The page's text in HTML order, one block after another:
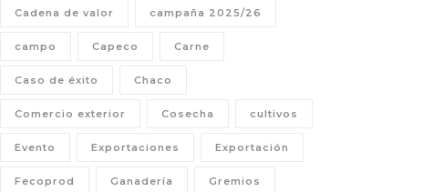
Cadena de valor campaña 2025/26
campo Capeco Carne
Caso de éxito Chaco
Comercio exterior Cosecha cultivos
Evento Exportaciones Exportación
Fecoprod Ganadería Gremios